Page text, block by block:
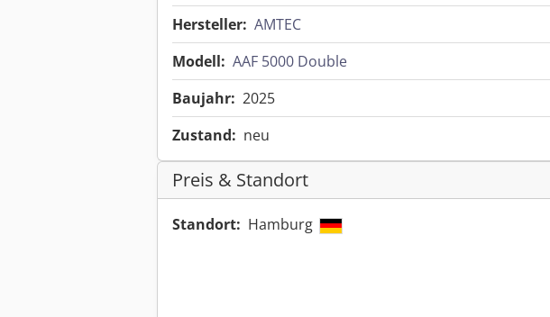
Hersteller: AMTEC
Modell: AAF 5000 Double
Baujahr: 2025
Zustand: neu
Preis & Standort
Standort: Hamburg